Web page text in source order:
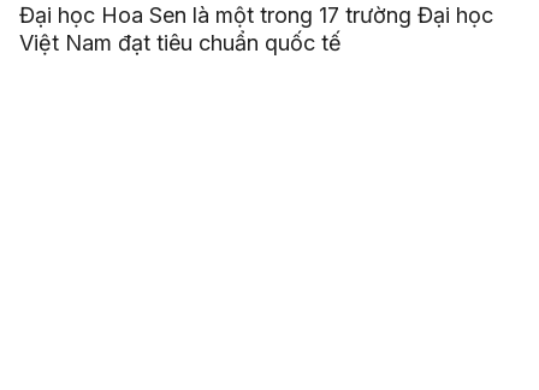
Đại học Hoa Sen là một trong 17 trường Đại học
Việt Nam đạt tiêu chuẩn quốc tế